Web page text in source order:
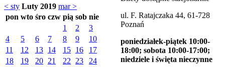
< sty Luty 2019 mar >
pon wto śro czw pią sob nie
1
2
3
4
5 6 7 8 9
10
11
12 13 14 15 16
17
18
19 20 21 22 23
24
ul. F. Ratajczaka 44, 61-728
Poznań
poniedziałek-piątek 10:00-
18:00; sobota 10:00-17:00;
niedziele i święta nieczynne